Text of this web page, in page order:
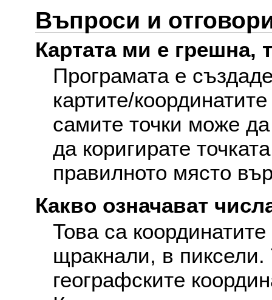
Въпроси и
Картата ми е грешна,
Програмата е
картите/
самите точки може
да коригирате
правилното място
Какво означават
Това са
щракнали, в пиксели.
географските